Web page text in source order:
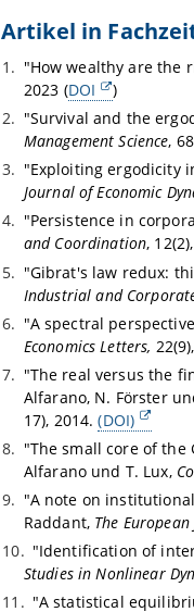
Artikel in
"How wealthy are the
2023 (DOI
)
"Survival and the
Management Science,
"Exploiting ergodicity
Journal of Economic
"Persistence in
and Coordination,
"Gibrat's law redux:
Industrial and
"A spectral
Economics Letters,
"The real versus the
Alfarano, N. Förster
17), 2014.(DOI)
"The small core of the
Alfarano und T. Lux,
"A note on
Raddant, The
"Identification of
Studies in Nonlinear
"A statistical